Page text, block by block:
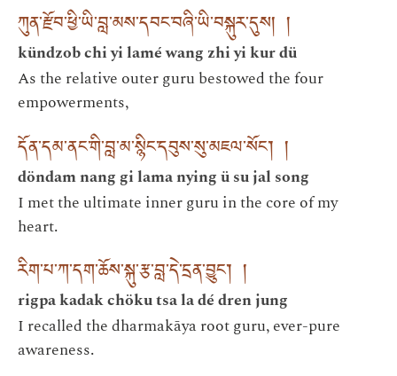
ཀུན་རྫོབ་ཕྱི་ཡི་བླ་མས་དབང་བཞི་ཡི་བསྐུར་དུས། །
kündzob chi yi lamé wang zhi yi kur dü
As the relative outer guru bestowed the four
empowerments,
དོན་དམ་ནང་གི་བླ་མ་སྙིང་དབུས་སུ་མཇལ་སོང་། །
döndam nang gi lama nying ü su jal song
I met the ultimate inner guru in the core of my
heart.
རིག་པ་ཀ་དག་ཆོས་སྐུ་རྩ་བླ་དེ་དྲན་བྱུང་། །
rigpa kadak chöku tsa la dé dren jung
I recalled the dharmakāya root guru, ever-pure
awareness.